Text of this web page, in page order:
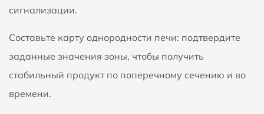
сигнализации.
Составьте карту однородности печи: подтвердите
заданные значения зоны, чтобы получить
стабильный продукт по поперечному сечению и во
времени.